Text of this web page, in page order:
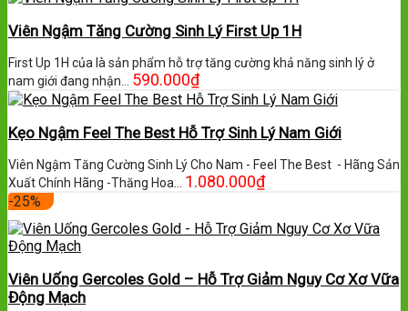
Viên Ngậm Tăng Cường Sinh Lý First Up 1H
First Up 1H của là sản phẩm hỗ trợ tăng cường khả năng sinh lý ở
nam giới đang nhận… 590.000₫
Kẹo Ngậm Feel The Best Hỗ Trợ Sinh Lý Nam Giới
Viên Ngậm Tăng Cường Sinh Lý Cho Nam - Feel The Best - Hãng Sản
Xuất Chính Hãng -Thăng Hoa… 1.080.000₫
-25%
Viên Uống Gercoles Gold – Hỗ Trợ Giảm Nguy Cơ Xơ Vữa
Động Mạch